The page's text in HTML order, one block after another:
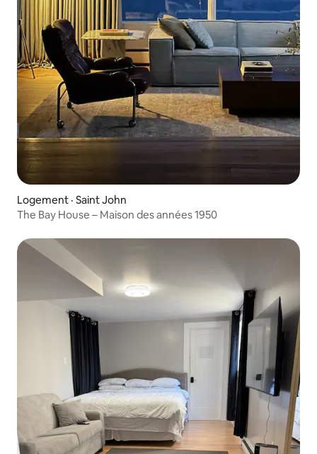
Logement · Saint John
The Bay House – Maison des années 1950